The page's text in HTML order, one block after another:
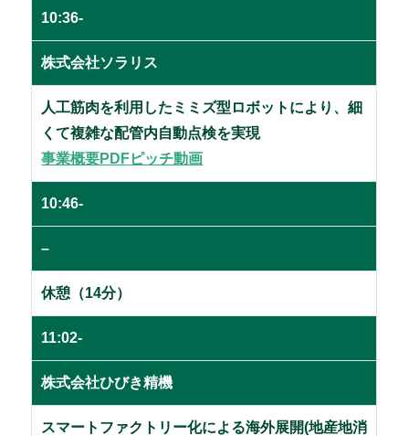
10:36-
株式会社ソラリス
人工筋肉を利用したミミズ型ロボットにより、細
くて複雑な配管内自動点検を実現
事業概要PDFピッチ動画
10:46-
–
休憩（14分）
11:02-
株式会社ひびき精機
スマートファクトリー化による海外展開(地産地消